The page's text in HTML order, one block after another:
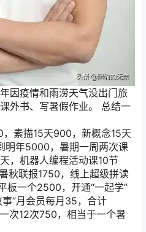
因疫情和雨涝天气没出门旅
外书、写暑假作业。 总结一
素描15天900，新概念15天
明年5000，暑期一周两次课
，机器人编程活动课10节
秋联报1750，线上超级拼读
板一个2500，开通“一起学”
”月会员每月35，合计
次12次750，相当于一个暑